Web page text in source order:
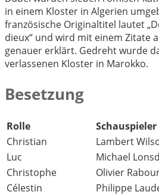
in einem Kloster in Algerien
französische Originaltitel lautet
dieux“ und wird mit einem Zitate
genauer erklärt. Gedreht wurde
verlassenen Kloster in Marokko.
Besetzung
Rolle
Schauspieler
Christian
Lambert
Luc
Michael
Christophe
Olivier
Célestin
Philippe